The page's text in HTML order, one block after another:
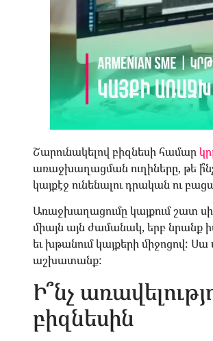
Շարունակելով բիզնեսի համար
առաջխաղացման ուղիները, թե
կայքէջ ունենալու դրական ու
Առաջխաղացումը կայքում շատ
միայն այն ժամանակ, երբ նրանք
եւ խթանում կայքերի միջոցով:
աշխատանք:
Ի՞նչ
բիզնեսին